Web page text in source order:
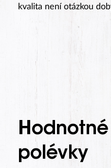
kvalita není otázkou
polévky